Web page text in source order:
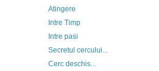
Atingere
Intre Timp
Intre pasi
Secretul cercului...
Cerc deschis...